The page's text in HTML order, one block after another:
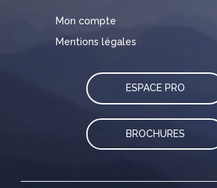
Mon compte
Mentions légales
ESPACE PRO
BROCHURES